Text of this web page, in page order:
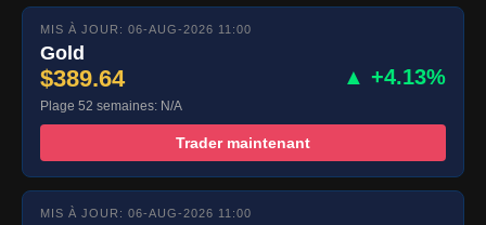
MIS À JOUR: 06-AUG-2026 11:00
Gold
$389.64 ▲ +4.13%
Plage 52 semaines: N/A
Trader maintenant
MIS À JOUR: 06-AUG-2026 11:00